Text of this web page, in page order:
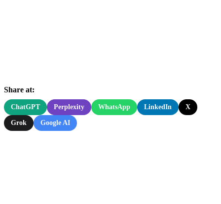
Share at:
ChatGPT Perplexity WhatsApp LinkedIn X
Grok Google AI